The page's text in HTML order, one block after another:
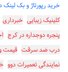
خرید رپورتاژ و بک لینک
کلینیک زیبایی خبرداری
پنجره دوجداره در کرج
درب ضد سرقت قیمت
نمایندگی تعمیرات دوو